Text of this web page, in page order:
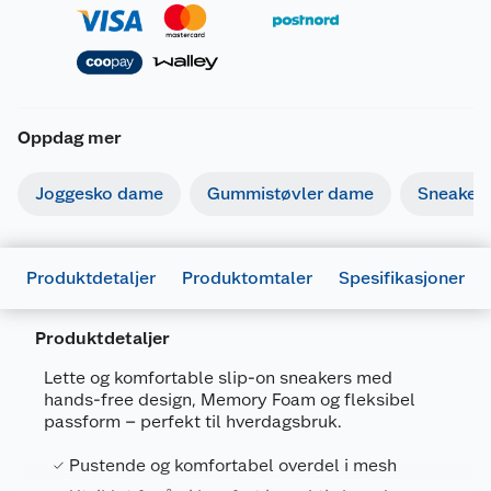
Oppdag mer
Joggesko dame Gummistøvler dame
Produktdetaljer Produktomtaler Spesifikasjoner
Produktdetaljer
Lette og komfortable slip-on sneakers med
hands-free design, Memory Foam og fleksibel
passform – perfekt til hverdagsbruk.
Pustende og komfortabel overdel i mesh
Generelt
Artikkelnummer
197976603608
Leverandørens
artikkelnummer
150264 NVAQ
36
Størrelse